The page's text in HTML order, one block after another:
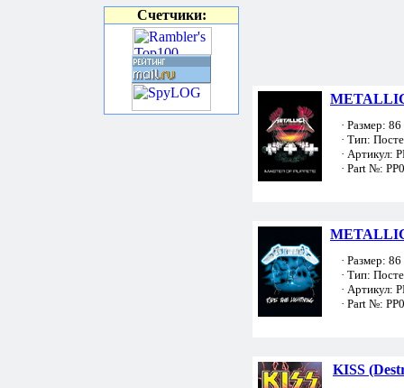
Счетчики:
· Размер: 86
· Тип:
· Артикул:
· Part №:
· Размер: 86
· Тип:
· Артикул:
· Part №:
KISS